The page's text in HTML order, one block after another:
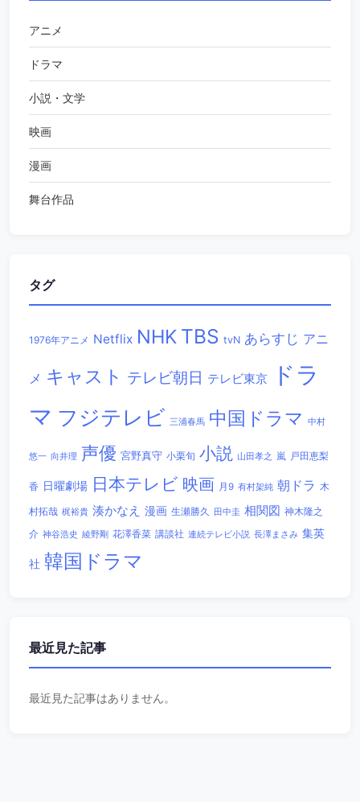
アニメ
ドラマ
小説・文学
映画
漫画
舞台作品
タグ
1976年アニメ Netflix NHK TBS tvN あらすじ アニ
メ キャスト テレビ朝日 テレビ東京
ドラ
マ フジテレビ 三浦春馬 中国ドラマ 中村
悠一 向井理 声優 宮野真守 小栗旬 小説 山田孝之 嵐 戸田恵梨
香 日曜劇場 日本テレビ 映画 月9 有村架純 朝ドラ 木
村拓哉 梶裕貴 湊かなえ 漫画 生瀬勝久 田中圭 相関図 神木隆之
介 神谷浩史 綾野剛 花澤香菜 講談社 連続テレビ小説 長澤まさみ 集英
社 韓国ドラマ
最近見た記事
最近見た記事はありません。